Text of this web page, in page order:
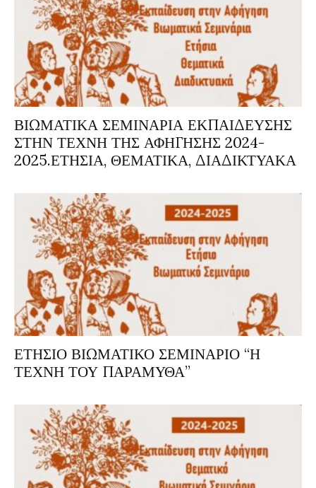
ΒΙΩΜΑΤΙΚΑ ΣΕΜΙΝΑΡΙΑ ΕΚΠΑΙΔΕΥΣΗΣ
ΣΤΗΝ ΤΕΧΝΗ ΤΗΣ ΑΦΗΓΗΣΗΣ 2024-
2025.ΕΤΗΣΙΑ, ΘΕΜΑΤΙΚΑ, ΔΙΑΔΙΚΤΥΑΚΑ
ΕΤΗΣΙΟ ΒΙΩΜΑΤΙΚΟ ΣΕΜΙΝΑΡΙΟ “Η
ΤΕΧΝΗ ΤΟΥ ΠΑΡΑΜΥΘΑ”